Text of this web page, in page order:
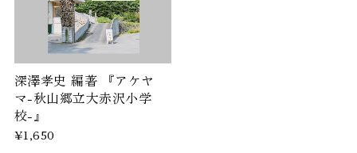
深澤孝史 編著 『アケヤ
マ-秋山郷立大赤沢小学
校-』
¥1,650